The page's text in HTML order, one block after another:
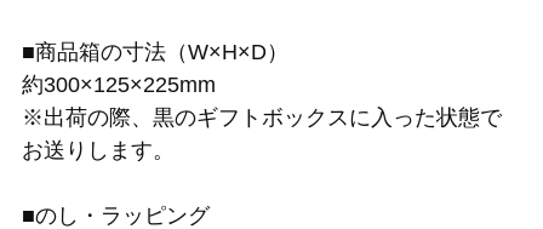
■商品箱の寸法（W×H×D）
約300×125×225mm
※出荷の際、黒のギフトボックスに入った状態で
お送りします。
■のし・ラッピング